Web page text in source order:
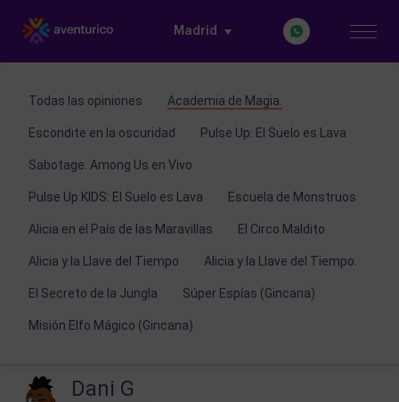
Madrid
Todas las opiniones Academia de Magia.
Escondite en la oscuridad Pulse Up: El Suelo es Lava
Sabotage: Among Us en Vivo
Pulse Up KIDS: El Suelo es Lava Escuela de Monstruos
Alicia en el País de las Maravillas El Circo Maldito
Alicia y la Llave del Tiempo Alicia y la Llave del Tiempo.
El Secreto de la Jungla Súper Espías (Gincana)
Misión Elfo Mágico (Gincana)
Dani G